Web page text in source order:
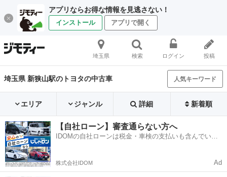
アプリならお得な情報を見逃さない！
インストール アプリで開く
埼玉県 検索 ログイン 投稿
埼玉県 新狭山駅のトヨタの中古車 人気キーワード
エリア ジャンル 詳細 新着順
【自社ローン】審査通らない方へ
IDOMの自社ローンは税金・車検の支払いも含んでいる
株式会社IDOM Ad